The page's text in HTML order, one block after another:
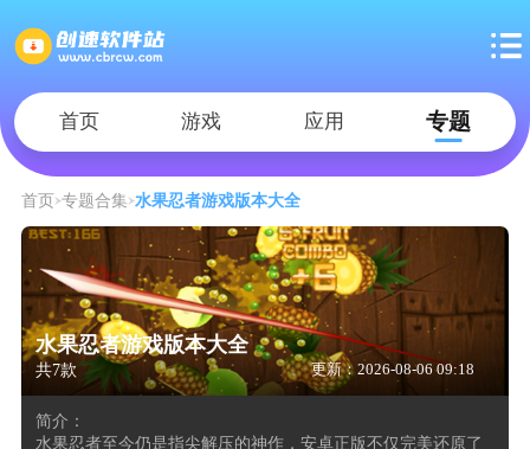
首页 游戏 应用 专题
首页 专题合集 水果忍者游戏版本大全
水果忍者游戏版本大全
共7款 更新：2026-08-06 09:18
简介：
水果忍者至今仍是指尖解压的神作，安卓正版不仅完美还原了